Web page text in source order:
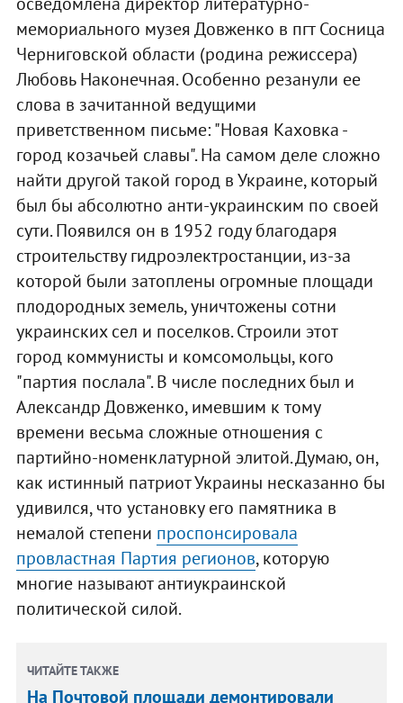
мемориального музея Довженко в пгт Сосница
Черниговской области (родина режиссера)
Любовь Наконечная. Особенно резанули ее
слова в зачитанной ведущими
приветственном письме: "Новая Каховка -
город козачьей славы". На самом деле сложно
найти другой такой город в Украине, который
был бы абсолютно анти-украинским по своей
сути. Появился он в 1952 году благодаря
строительству гидроэлектростанции, из-за
которой были затоплены огромные площади
плодородных земель, уничтожены сотни
украинских сел и поселков. Строили этот
город коммунисты и комсомольцы, кого
"партия послала". В числе последних был и
Александр Довженко, имевшим к тому
времени весьма сложные отношения с
партийно-номенклатурной элитой. Думаю, он,
как истинный патриот Украины несказанно бы
удивился, что установку его памятника в
немалой степени проспонсировала
провластная Партия регионов, которую
многие называют антиукраинской
политической силой.
ЧИТАЙТЕ ТАКЖЕ
На Почтовой площади демонтировали